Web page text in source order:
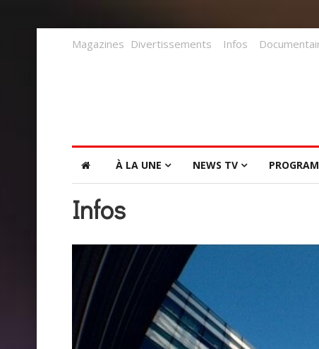
Magazines Divertissements Infos
À LA UNE NEWS TV
Infos